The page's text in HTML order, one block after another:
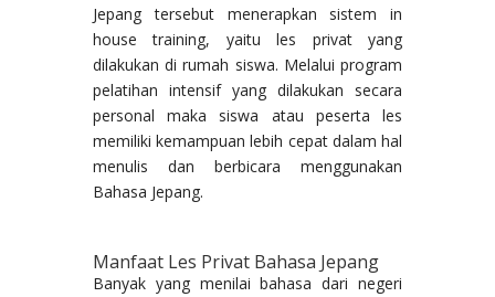
Jepang tersebut menerapkan sistem in
house training, yaitu les privat yang
dilakukan di rumah siswa. Melalui program
pelatihan intensif yang dilakukan secara
personal maka siswa atau peserta les
memiliki kemampuan lebih cepat dalam hal
menulis dan berbicara menggunakan
Bahasa Jepang.
Manfaat Les Privat Bahasa Jepang
Banyak yang menilai bahasa dari negeri